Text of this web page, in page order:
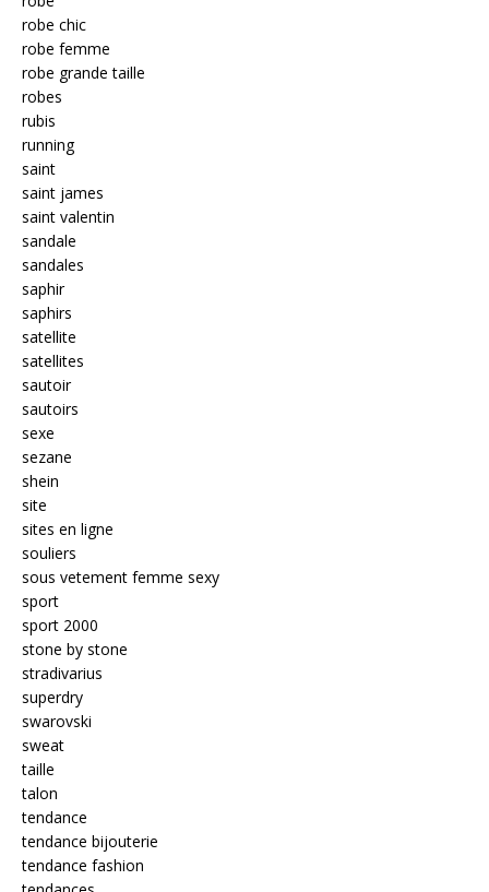
robe chic
robe femme
robe grande taille
robes
rubis
running
saint
saint james
saint valentin
sandale
sandales
saphir
saphirs
satellite
satellites
sautoir
sautoirs
sexe
sezane
shein
site
sites en ligne
souliers
sous vetement femme sexy
sport
sport 2000
stone by stone
stradivarius
superdry
swarovski
sweat
taille
talon
tendance
tendance bijouterie
tendance fashion